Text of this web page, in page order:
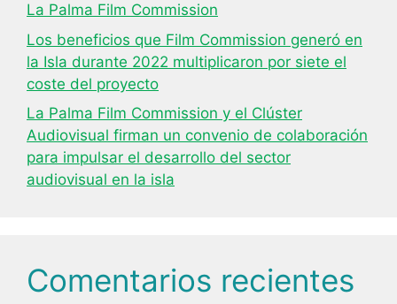
La Palma Film Commission
Los beneficios que Film Commission generó en
la Isla durante 2022 multiplicaron por siete el
coste del proyecto
La Palma Film Commission y el Clúster
Audiovisual firman un convenio de colaboración
para impulsar el desarrollo del sector
audiovisual en la isla
Comentarios recientes